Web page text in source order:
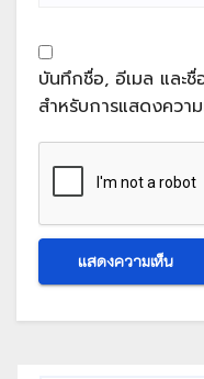
บันทึกชื่อ, อีเมล และชื่
สำหรับการแสดงควา